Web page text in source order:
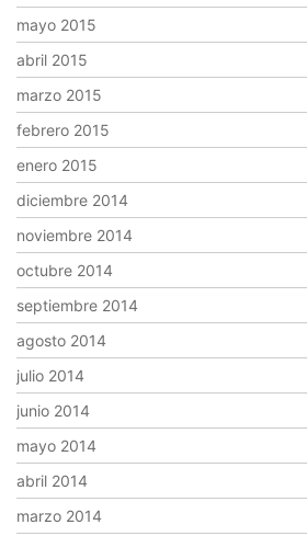
mayo 2015
abril 2015
marzo 2015
febrero 2015
enero 2015
diciembre 2014
noviembre 2014
octubre 2014
septiembre 2014
agosto 2014
julio 2014
junio 2014
mayo 2014
abril 2014
marzo 2014